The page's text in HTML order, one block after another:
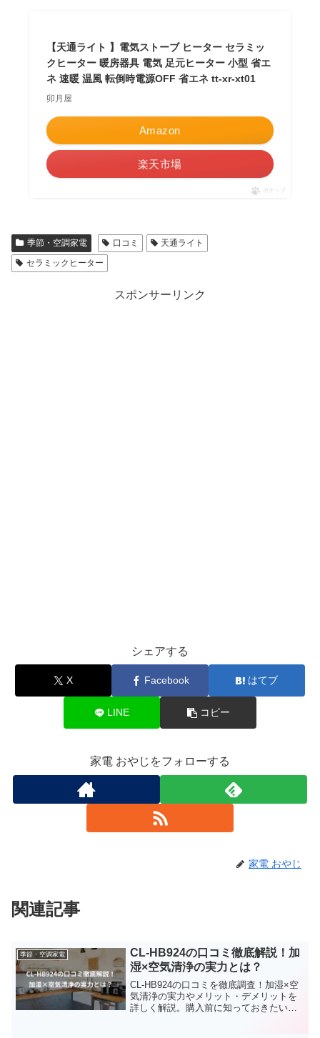
【天通ライト 】電気ストーブ ヒーター セラミッ
クヒーター 暖房器具 電気 足元ヒーター 小型 省エ
ネ 速暖 温風 転倒時電源OFF 省エネ tt-xr-xt01
卯月屋
Amazon
楽天市場
ポチップ
季節・空調家電 口コミ
天通ライト
セラミックヒーター
スポンサーリンク
シェアする
X Facebook はてブ
LINE コピー
家電 おやじをフォローする
家電 おやじ
関連記事
季節・空調家電
CL-HB924の口コミ徹底解説！加
湿×空気清浄の実力とは？
CL-HB924の口コミを徹底調査！加湿×空
気清浄の実力やメリット・デメリットを
詳しく解説。購入前に知っておきたいポ